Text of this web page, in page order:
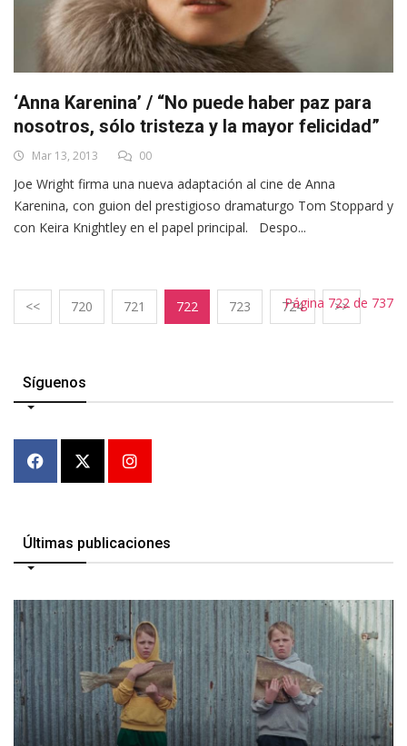
‘Anna Karenina’ / “No puede haber paz para
nosotros, sólo tristeza y la mayor felicidad”
Mar 13, 2013 00
Joe Wright firma una nueva adaptación al cine de Anna
Karenina, con guion del prestigioso dramaturgo Tom Stoppard y
con Keira Knightley en el papel principal. Despo...
<< 720 721 722 723 724 >>
Página 722 de 737
Síguenos
Últimas publicaciones